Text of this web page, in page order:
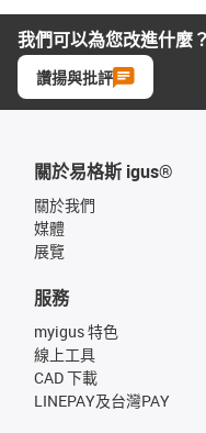
我們可以為您改進什麼
讚揚與批評
關於易格斯 igus®
關於我們
媒體
展覽
服務
myigus 特色
線上工具
CAD 下載
LINEPAY及台灣PAY